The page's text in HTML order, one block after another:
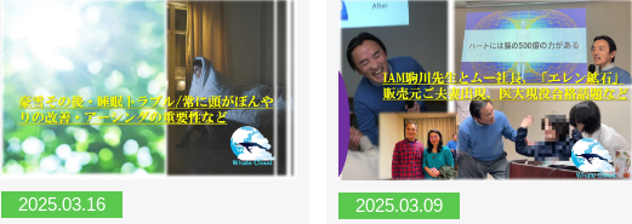
2025.03.16
2025.03.09